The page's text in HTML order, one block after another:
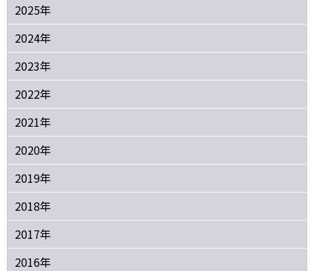
2025年
2024年
2023年
2022年
2021年
2020年
2019年
2018年
2017年
2016年